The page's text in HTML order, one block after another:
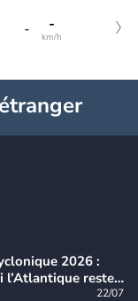
- -
km/h
2026 :
l’Atlantique reste
22/07